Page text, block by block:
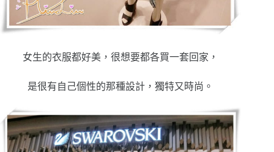
女生的衣服都好美，很想要都各買一套回家，
是很有自己個性的那種設計，獨特又時尚。